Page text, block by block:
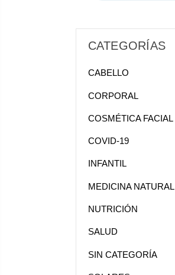
CATEGORÍAS
CABELLO
CORPORAL
COSMÉTICA FACIAL
COVID-19
INFANTIL
MEDICINA NATURAL
NUTRICIÓN
SALUD
SIN CATEGORÍA